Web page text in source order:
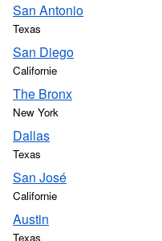
San Antonio
Texas
San Diego
Californie
The Bronx
New York
Dallas
Texas
San José
Californie
Austin
Texas